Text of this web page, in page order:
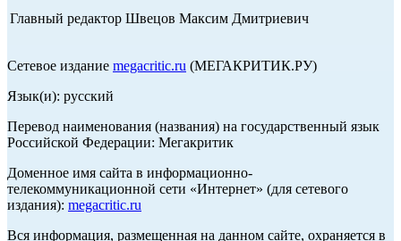
Главный редактор Швецов Максим Дмитриевич
Сетевое издание megacritic.ru (МЕГАКРИТИК.РУ)
Язык(и): русский
Перевод наименования (названия) на государственный язык
Российской Федерации: Мегакритик
Доменное имя сайта в информационно-
телекоммуникационной сети «Интернет» (для сетевого
издания): megacritic.ru
Вся информация, размещенная на данном сайте, охраняется в